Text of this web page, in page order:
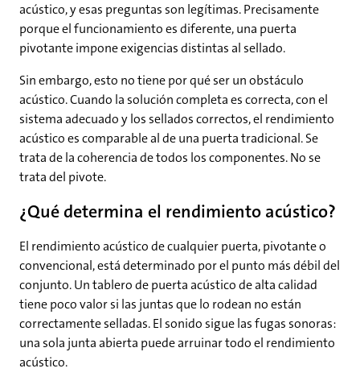
acústico, y esas preguntas son legítimas. Precisamente
porque el funcionamiento es diferente, una puerta
pivotante impone exigencias distintas al sellado.
Sin embargo, esto no tiene por qué ser un obstáculo
acústico. Cuando la solución completa es correcta, con el
sistema adecuado y los sellados correctos, el rendimiento
acústico es comparable al de una puerta tradicional. Se
trata de la coherencia de todos los componentes. No se
trata del pivote.
¿Qué determina el rendimiento acústico?
El rendimiento acústico de cualquier puerta, pivotante o
convencional, está determinado por el punto más débil del
conjunto. Un tablero de puerta acústico de alta calidad
tiene poco valor si las juntas que lo rodean no están
correctamente selladas. El sonido sigue las fugas sonoras:
una sola junta abierta puede arruinar todo el rendimiento
acústico.